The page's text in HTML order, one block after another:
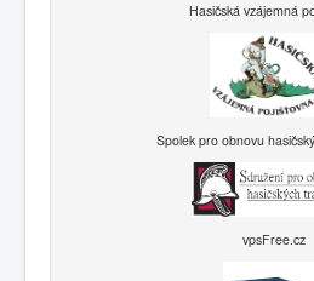
Hasičská vzájemná
Spolek pro obnovu
vpsFree.cz